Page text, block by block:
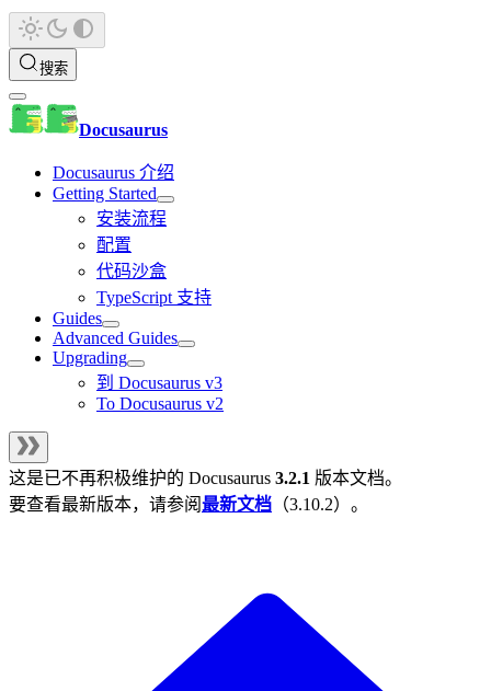
搜索
Docusaurus
Docusaurus 介绍
Getting Started
安装流程
配置
代码沙盒
TypeScript 支持
Guides
Advanced Guides
Upgrading
到 Docusaurus v3
To Docusaurus v2
这是已不再积极维护的 Docusaurus 3.2.1 版本文档。
要查看最新版本，请参阅最新文档 （3.10.2）。